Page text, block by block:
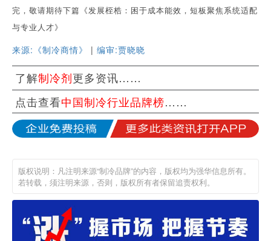
完，敬请期待下篇《发展桎梏：困于成本能效，短板聚焦系统适配
与专业人才》
来源:《制冷商情》 | 编审:贾晓晓
了解制冷剂更多资讯……
点击查看中国制冷行业品牌榜……
版权说明：凡注明来源“制冷品牌”的内容，版权均为强华信息所有。
若转载，须注明来源，否则，版权所有者保留追责权利。